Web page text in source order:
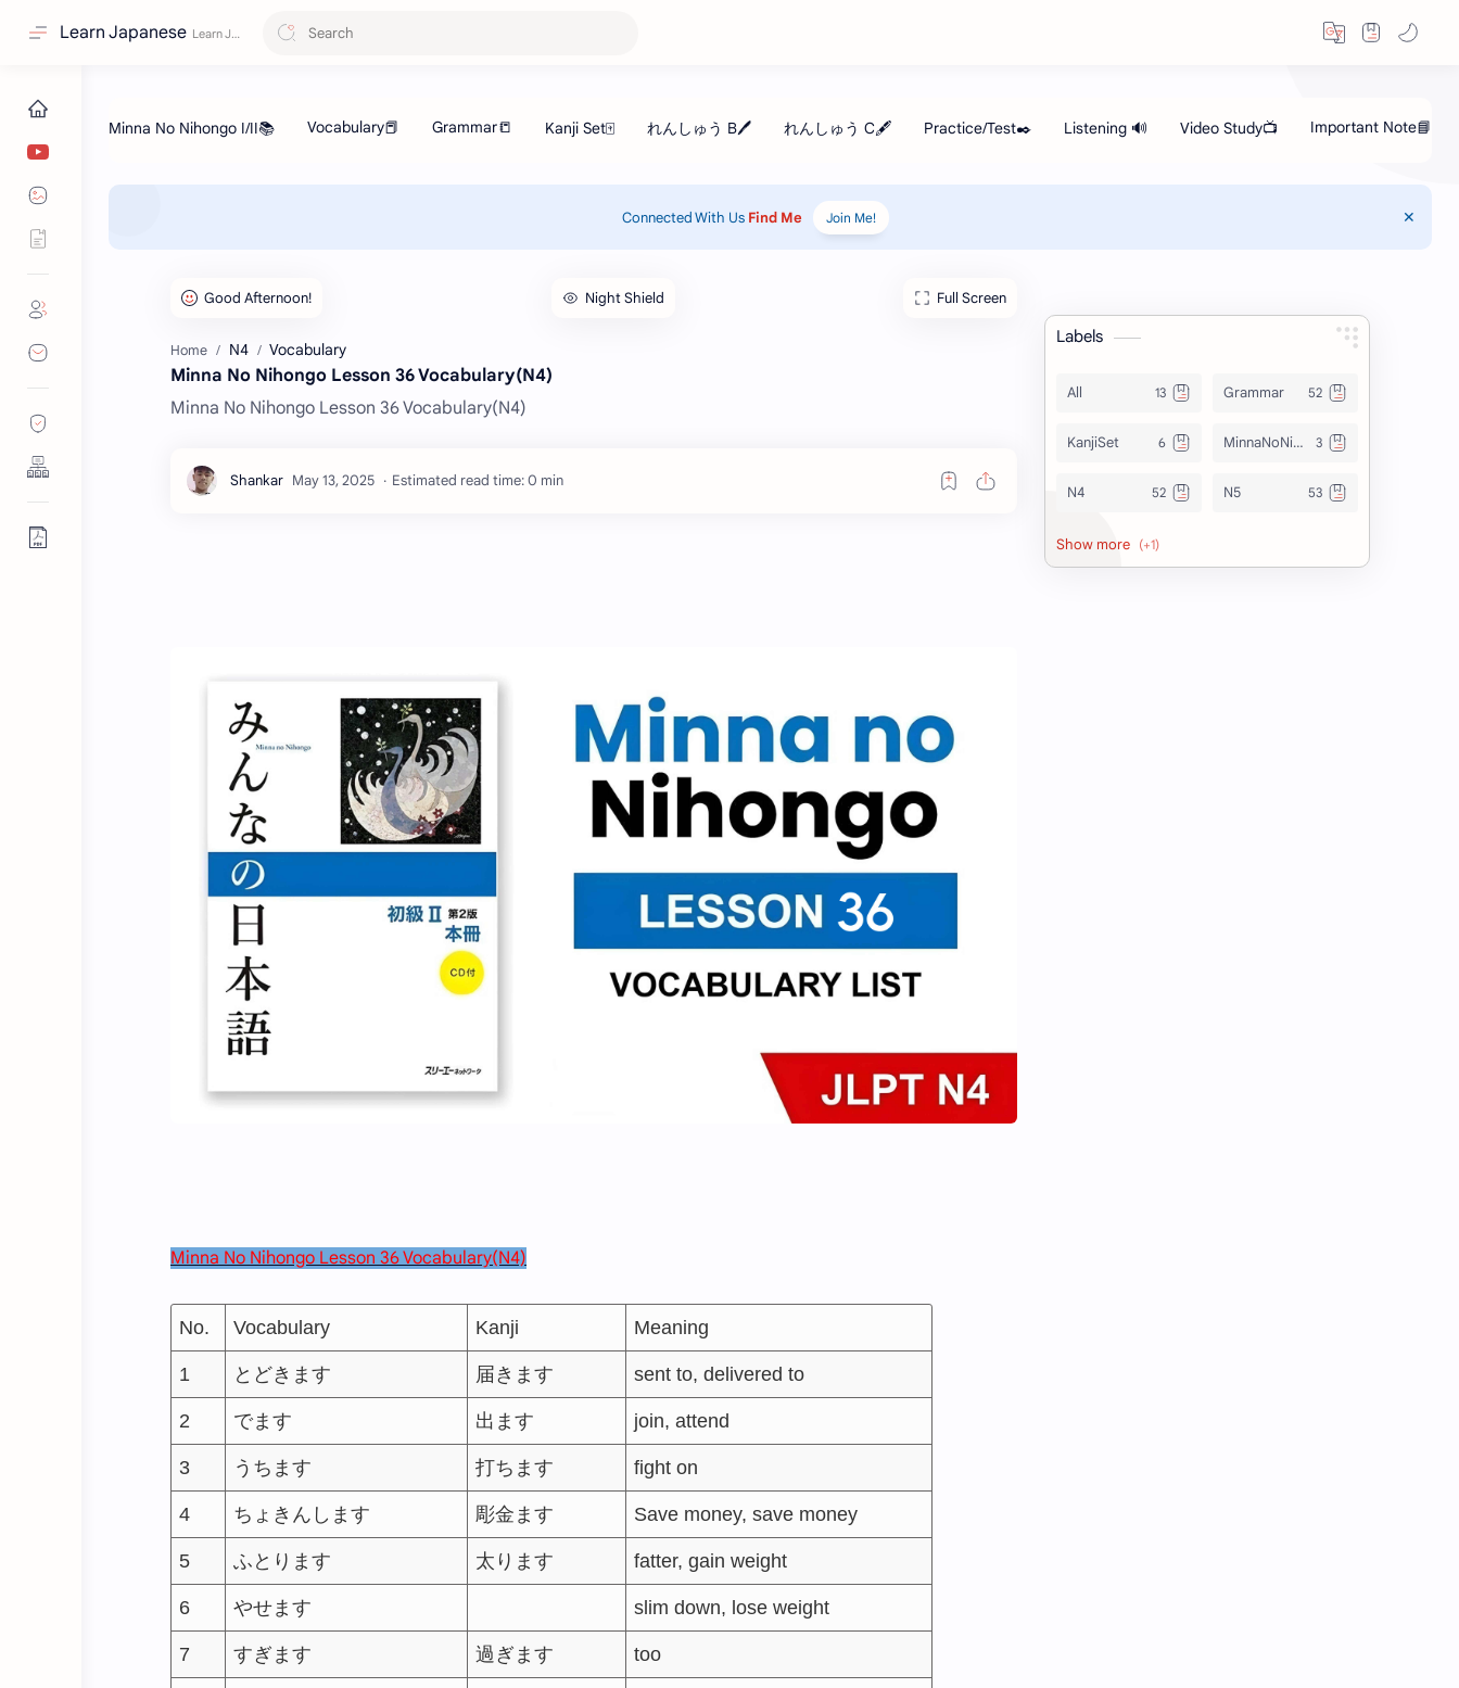
Learn Japanese
Connected With Us Find Me Join Me!
Night Shield Full Screen
Home N4 Vocabulary
Minna No Nihongo Lesson 36 Vocabulary(N4)
Minna No Nihongo Lesson 36 Vocabulary(N4)
Estimated read time: 0 min
Minna No Nihongo Lesson 36 Vocabulary(N4)
No. Vocabulary Kanji Meaning
1 とどきます 届きます sent to, delivered to
2 でます 出ます join, attend
3 うちます 打ちます fight on
4 ちょきんします 彫金ます Save money, save money
5 ふとります 太ります fatter, gain weight
6 やせます slim down, lose weight
7 すぎます 過ぎます too
Labels
All Grammar
KanjiSet MinnaNoNihongo
N4 N5
Vocabulary